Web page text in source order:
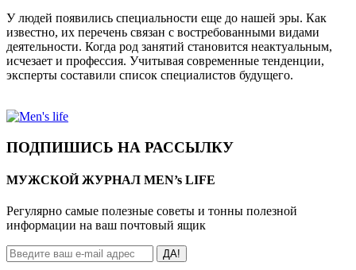
У людей появились специальности еще до нашей эры. Как
известно, их перечень связан с востребованными видами
деятельности. Когда род занятий становится неактуальным,
исчезает и профессия. Учитывая современные тенденции,
эксперты составили список специалистов будущего.
ПОДПИШИСЬ НА РАССЫЛКУ
МУЖСКОЙ ЖУРНАЛ MEN’s LIFE
Регулярно самые полезные советы и тонны полезной
информации на ваш почтовый ящик
ДА!